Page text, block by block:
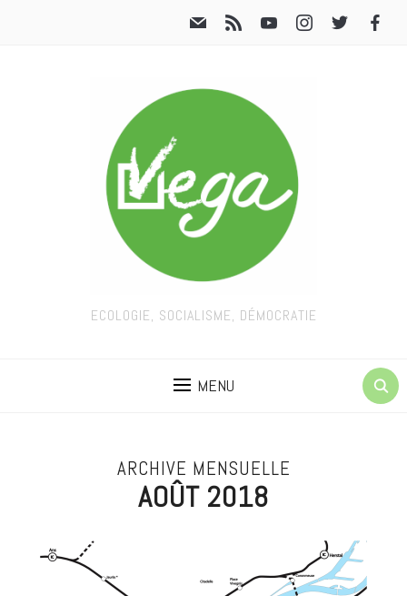
ECOLOGIE, SOCIALISME, DÉMOCRATIE
MENU
ARCHIVE MENSUELLE
AOÛT 2018